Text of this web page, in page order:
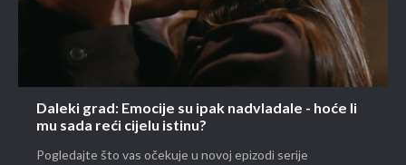
Daleki grad: Emocije su ipak nadvladale - hoće li
mu sada reći cijelu istinu?
Pogledajte što vas očekuje u novoj epizodi serije